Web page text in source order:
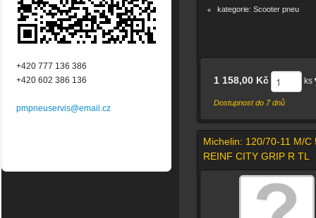
kategorie: Scooter pneu
1 158,00 Kč ks
Dostupnost do 7 dnů
Michelin: 120/70-11 M/C
REINF CITY GRIP R TL
+420 777 136 386
+420 602 386 136
pmpneuservis@email.cz